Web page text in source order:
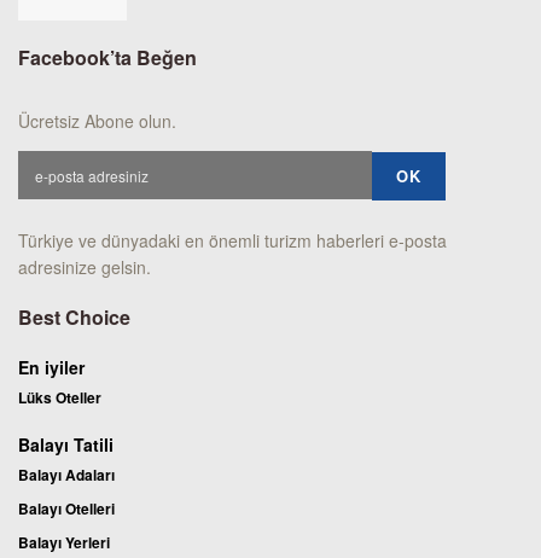
Facebook’ta Beğen
Ücretsiz Abone olun.
Türkiye ve dünyadaki en önemli turizm haberleri e-posta
adresinize gelsin.
Best Choice
En iyiler
Lüks Oteller
Balayı Tatili
Balayı Adaları
Balayı Otelleri
Balayı Yerleri